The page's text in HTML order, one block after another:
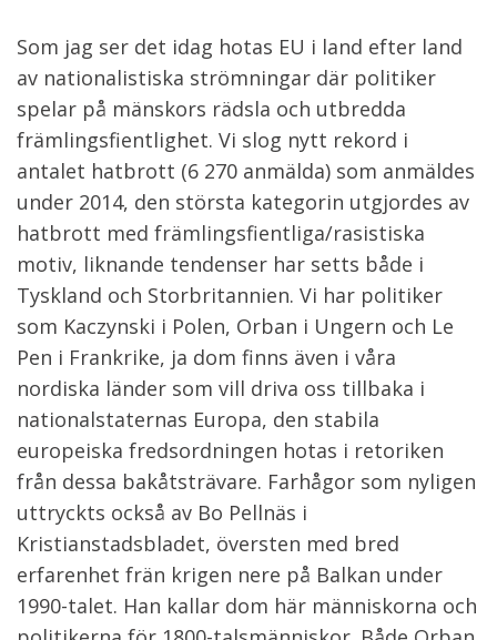
Som jag ser det idag hotas EU i land efter land
av nationalistiska strömningar där politiker
spelar på mänskors rädsla och utbredda
främlingsfientlighet. Vi slog nytt rekord i
antalet hatbrott (6 270 anmälda) som anmäldes
under 2014, den största kategorin utgjordes av
hatbrott med främlingsfientliga/rasistiska
motiv, liknande tendenser har setts både i
Tyskland och Storbritannien. Vi har politiker
som Kaczynski i Polen, Orban i Ungern och Le
Pen i Frankrike, ja dom finns även i våra
nordiska länder som vill driva oss tillbaka i
nationalstaternas Europa, den stabila
europeiska fredsordningen hotas i retoriken
från dessa bakåtsträvare. Farhågor som nyligen
uttryckts också av Bo Pellnäs i
Kristianstadsbladet, översten med bred
erfarenhet frän krigen nere på Balkan under
1990-talet. Han kallar dom här människorna och